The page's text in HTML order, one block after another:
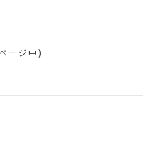
ージ中)